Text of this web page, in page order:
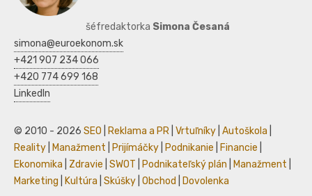
šéfredaktorka Simona Česaná
simona@euroekonom.sk
+421 907 234 066
+420 774 699 168
LinkedIn
© 2010 - 2026 SEO Reklama a PR Vrtuľníky Autoškola
Reality
Manažment Prijímáčky Podnikanie Financie
Ekonomika
Zdravie SWOT Podnikateľský plán Manažment
Marketing
Kultúra Skúšky Obchod Dovolenka